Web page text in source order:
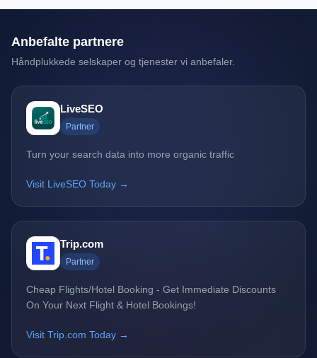
Anbefalte partnere
Håndplukkede selskaper og tjenester vi anbefaler.
LiveSEO
Partner
Turn your search data into more organic traffic
Visit LiveSEO Today →
Trip.com
Partner
Cheap Flights/Hotel Booking - Get Immediate Discounts
On Your Next Flight & Hotel Bookings!
Visit Trip.com Today →